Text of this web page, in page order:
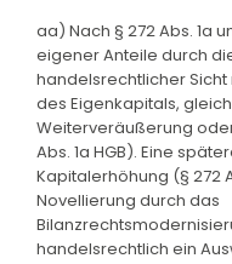
aa) Nach § 272 Abs. 1a
eigener Anteile durch
handelsrechtlicher Sicht
des Eigenkapitals,
Weiterveräußerung
Abs. 1a HGB). Eine
Kapitalerhöhung (§ 272
Novellierung durch das
handelsrechtlich ein